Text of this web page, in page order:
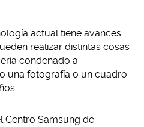
actual tiene avances
realizar distintas cosas
condenado a
una fotografía o un cuadro
Centro Samsung de